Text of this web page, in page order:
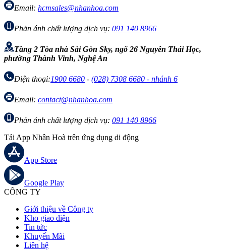
Email: hcmsales@nhanhoa.com
Phản ánh chất lượng dịch vụ: 091 140 8966
Tầng 2 Tòa nhà Sài Gòn Sky, ngõ 26 Nguyễn Thái Học,
phường Thành Vinh, Nghệ An
Điện thoại:1900 6680 - (028) 7308 6680 - nhánh 6
Email: contact@nhanhoa.com
Phản ánh chất lượng dịch vụ: 091 140 8966
Tải App Nhân Hoà trên ứng dụng di động
App Store
Google Play
CÔNG TY
Giới thiệu về Công ty
Kho giao diện
Tin tức
Khuyến Mãi
Liên hệ